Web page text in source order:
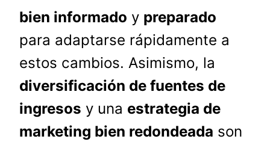
bien informado y preparado
para adaptarse rápidamente a
estos cambios. Asimismo, la
diversificación de fuentes de
ingresos y una estrategia de
marketing bien redondeada son